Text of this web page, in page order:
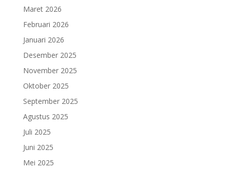
Maret 2026
Februari 2026
Januari 2026
Desember 2025
November 2025
Oktober 2025
September 2025
Agustus 2025
Juli 2025
Juni 2025
Mei 2025